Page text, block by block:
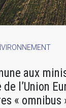
aux
l’Union
« omnibus